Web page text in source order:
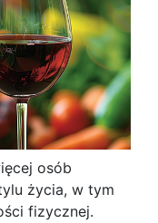
osób
życia, w tym
fizycznej.